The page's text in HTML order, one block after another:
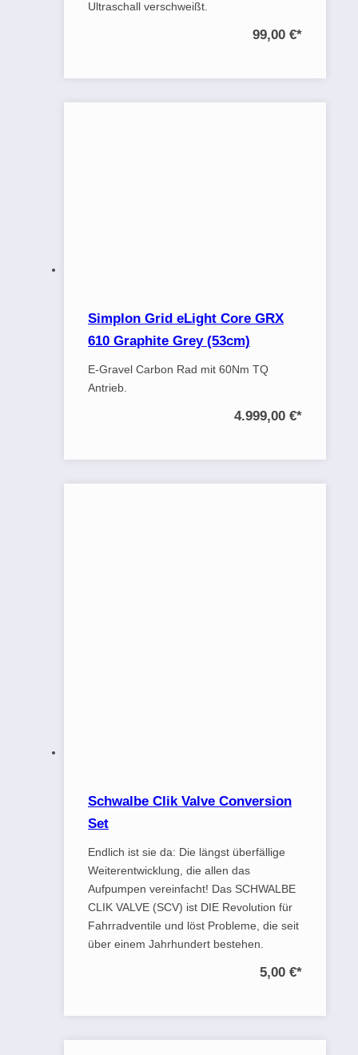
Ultraschall verschweißt.
99,00 €*
Simplon Grid eLight Core GRX
610 Graphite Grey (53cm)
E-Gravel Carbon Rad mit 60Nm TQ
Antrieb.
4.999,00 €*
Schwalbe Clik Valve Conversion
Set
Endlich ist sie da: Die längst überfällige
Weiterentwicklung, die allen das
Aufpumpen vereinfacht! Das SCHWALBE
CLIK VALVE (SCV) ist DIE Revolution für
Fahrradventile und löst Probleme, die seit
über einem Jahrhundert bestehen.
5,00 €*